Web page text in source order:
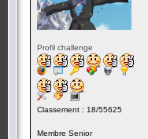
Profil challenge
Classement : 18/55625
Membre Senior